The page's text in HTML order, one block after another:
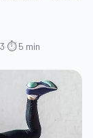
·⏱ 5 min